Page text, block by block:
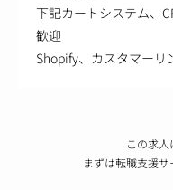
下記カートシステム、
歓迎
Shopify、カスタマーリ
この求人
まずは転職支援サ